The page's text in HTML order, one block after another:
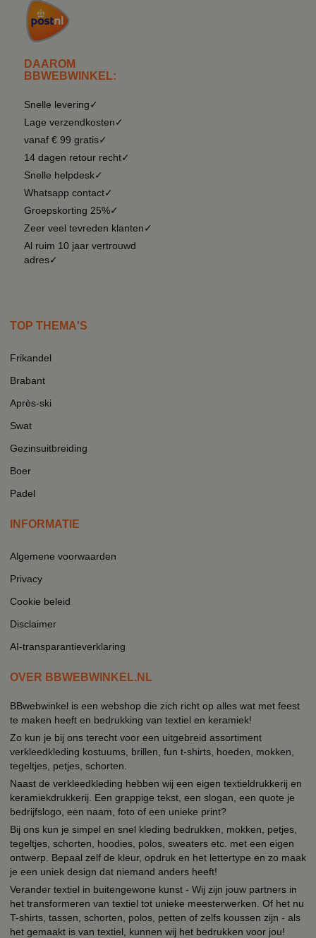
DAAROM
BBWEBWINKEL:
Snelle levering✓
Lage verzendkosten✓
vanaf € 99 gratis✓
14 dagen retour recht✓
Snelle helpdesk✓
Whatsapp contact✓
Groepskorting 25%✓
Zeer veel tevreden klanten✓
Al ruim 10 jaar vertrouwd
adres✓
TOP THEMA'S
Frikandel
Brabant
Après-ski
Swat
Gezinsuitbreiding
Boer
Padel
INFORMATIE
Algemene voorwaarden
Privacy
Cookie beleid
Disclaimer
AI-transparantieverklaring
OVER BBWEBWINKEL.NL
BBwebwinkel is een webshop die zich richt op alles wat met feest
te maken heeft en bedrukking van textiel en keramiek!
Zo kun je bij ons terecht voor een uitgebreid assortiment
verkleedkleding kostuums, brillen, fun t-shirts, hoeden, mokken,
tegeltjes, petjes, schorten.
Naast de verkleedkleding hebben wij een eigen textieldrukkerij en
keramiekdrukkerij. Een grappige tekst, een slogan, een quote je
bedrijfslogo, een naam, foto of een unieke print?
Bij ons kun je simpel en snel kleding bedrukken, mokken, petjes,
tegeltjes, schorten, hoodies, polos, sweaters etc. met een eigen
ontwerp. Bepaal zelf de kleur, opdruk en het lettertype en zo maak
je een uniek design dat niemand anders heeft!
Verander textiel in buitengewone kunst - Wij zijn jouw partners in
het transformeren van textiel tot unieke meesterwerken. Of het nu
T-shirts, tassen, schorten, polos, petten of zelfs koussen zijn - als
het gemaakt is van textiel, kunnen wij het bedrukken voor jou!